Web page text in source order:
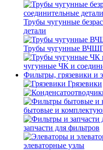
Трубы чугунные
детали
Трубы чугунные ВЧШГ
чугунные ЧК и
Фильтры, грязевики и
Грязевики
бытовые и
запчасти для фильтров
элеваторные узлы